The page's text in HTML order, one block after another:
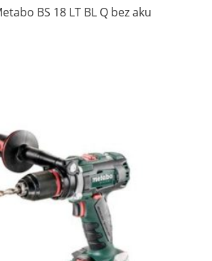
BS 18 LT BL Q bez aku